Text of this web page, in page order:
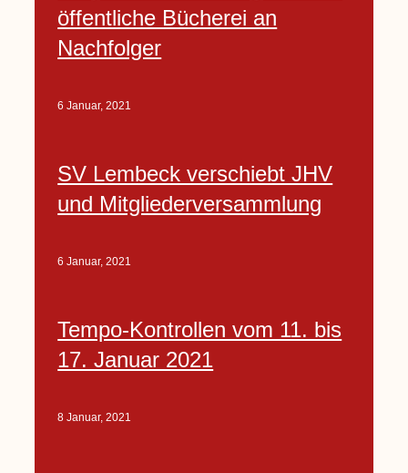
öffentliche Bücherei an
Nachfolger
6 Januar, 2021
SV Lembeck verschiebt JHV
und Mitgliederversammlung
6 Januar, 2021
Tempo-Kontrollen vom 11. bis
17. Januar 2021
8 Januar, 2021